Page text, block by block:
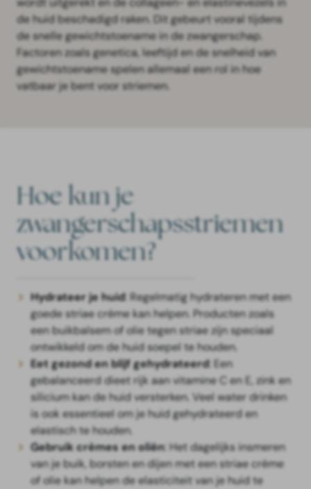
de huid beschadigd raken. Dit gebeurt vooral tijdens
de snelle gewichtstoename in de zwangerschap.
Factoren zoals genetica, leeftijd en de snelheid van
gewichtstoename spelen allemaal een rol in hoe
vatbaar je bent voor striemen.
Hoe kun je
zwangerschapsstriemen
voorkomen?
Hydrateer je huid: Regelmatig hydrateren met een
goede striae crème kan helpen. Producten zoals
een buikbalsem of olie tegen striae zijn speciaal
ontwikkeld om de huid soepel te houden.
Eet gezond en blijf gehydrateerd: Een
gebalanceerd dieet rijk aan vitamine C en E, zink en
silicium kan de huid versterken. Veel water drinken
is ook essentieel om je huid gehydrateerd en
elastisch te houden.
Gebruik crèmes en oliën: Het dagelijks insmeren
van je buik, borsten en dijen met een striae crème
of olie kan helpen de elasticiteit van je huid te